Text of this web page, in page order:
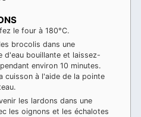
le four à 180°C.
brocolis dans une
d'eau bouillante et laissez-
environ 10 minutes.
cuisson à l'aide de la pointe
les lardons dans une
les oignons et les échalotes